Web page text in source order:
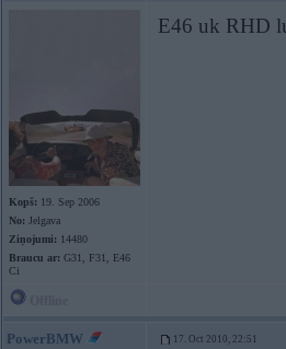
Kopš: 19. Sep 2006
No: Jelgava
Ziņojumi: 14480
Braucu ar: G31, F31, E46
Ci
E46 uk RHD
PowerBMW 17. Oct 2010, 22:51